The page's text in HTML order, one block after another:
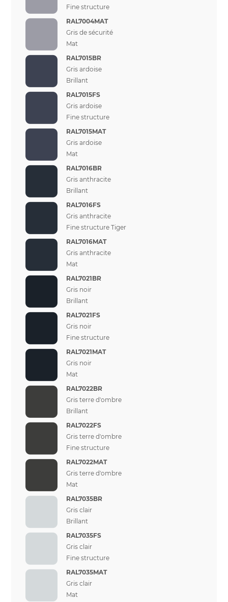
Fine structure
RAL7004MAT
Gris de sécurité
Mat
RAL7015BR
Gris ardoise
Brillant
RAL7015FS
Gris ardoise
Fine structure
RAL7015MAT
Gris ardoise
Mat
RAL7016BR
Gris anthracite
Brillant
RAL7016FS
Gris anthracite
Fine structure Tiger
RAL7016MAT
Gris anthracite
Mat
RAL7021BR
Gris noir
Brillant
RAL7021FS
Gris noir
Fine structure
RAL7021MAT
Gris noir
Mat
RAL7022BR
Gris terre d'ombre
Brillant
RAL7022FS
Gris terre d'ombre
Fine structure
RAL7022MAT
Gris terre d'ombre
Mat
RAL7035BR
Gris clair
Brillant
RAL7035FS
Gris clair
Fine structure
RAL7035MAT
Gris clair
Mat